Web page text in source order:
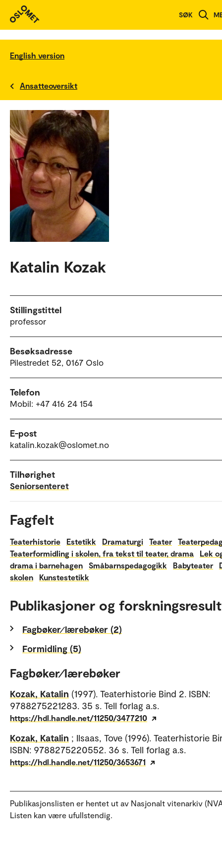
SØK
English version
Ansatteoversikt
Katalin Kozak
Stillingstittel
professor
Besøksadresse
Pilestredet 52, 0167 Oslo
Telefon
Mobil: +47 416 24 154
E-post
katalin.kozak@oslomet.no
Tilhørighet
Seniorsenteret
Fagfelt
Teaterhistorie Estetikk Dramaturgi Teater
Teaterformidling i skolen, fra tekst til teater, drama
Lek
drama i barnehagen
Småbarnspedagogikk Babyteater
skolen
Kunstestetikk
Publikasjoner og
Fagbøker⁄lærebøker (2)
Formidling (5)
Fagbøker⁄lærebøker
Kozak, Katalin (1997). Teaterhistorie Bind 2. ISBN:
9788275221283. 35 s. Tell forlag a.s.
https://hdl.handle.net/11250/3477210
Kozak, Katalin ; Ilsaas, Tove (1996). Teaterhistorie
ISBN: 9788275220552. 36 s. Tell forlag a.s.
https://hdl.handle.net/11250/3653671
Publikasjonslisten er hentet ut av Nasjonalt vitenarkiv
Listen kan være ufullstendig.